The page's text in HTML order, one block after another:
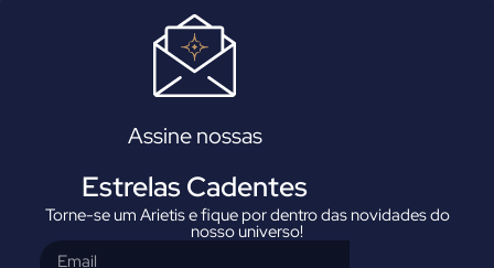
Assine nossas
Estrelas Cadentes
Torne-se um Arietis e fique por dentro das novidades do
nosso universo!